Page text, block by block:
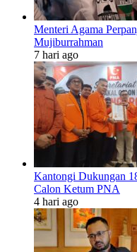
Menteri Agama
Mujiburrahman
7 hari ago
Kantongi Dukungan
Calon Ketum PNA
4 hari ago